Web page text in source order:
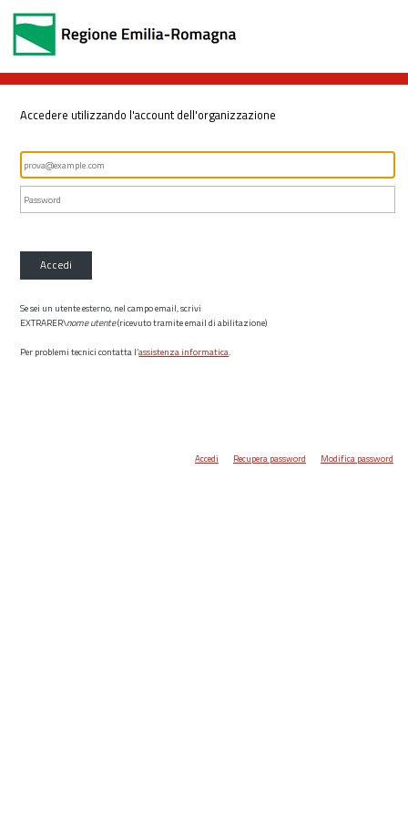
Accedere utilizzando l'account dell'organizzazione
Accedi
Se sei un utente esterno, nel campo email, scrivi
EXTRARER\nome utente(ricevuto tramite email di abilitazione)
Per problemi tecnici contatta l’assistenza informatica.
Accedi Recupera password Modifica password